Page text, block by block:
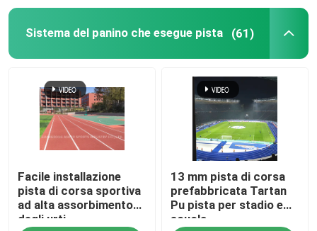
Sistema del panino che esegue pista (61)
Facile installazione
pista di corsa sportiva
ad alta assorbimento
degli urti
13 mm pista di corsa
prefabbricata Tartan
Pu pista per stadio e
scuola